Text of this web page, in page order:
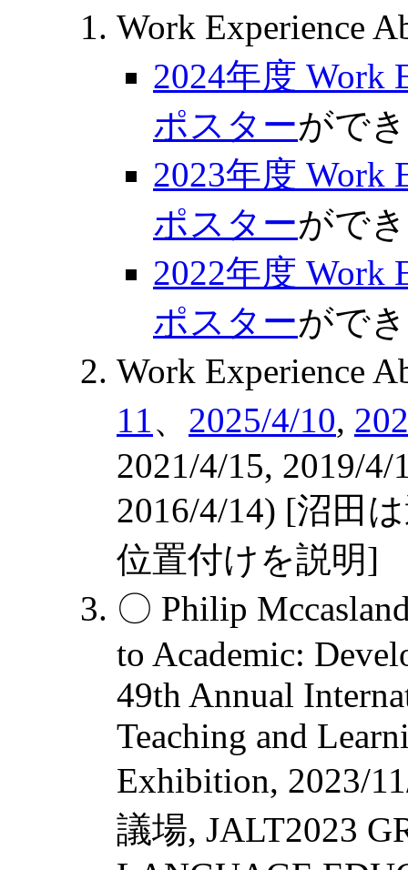
Work Experience
2024年度 Work
ポスターがで
2023年度 Work
ポスターがで
2022年度 Work
ポスターがで
Work Experience
11、 2025/4/10,
2021/4/15, 2019/4/
2016/4/14) [沼田
位置付けを説明]
〇 Philip
to Academic:
49th Annual
Teaching and
Exhibition, 2023/
議場, JALT2023